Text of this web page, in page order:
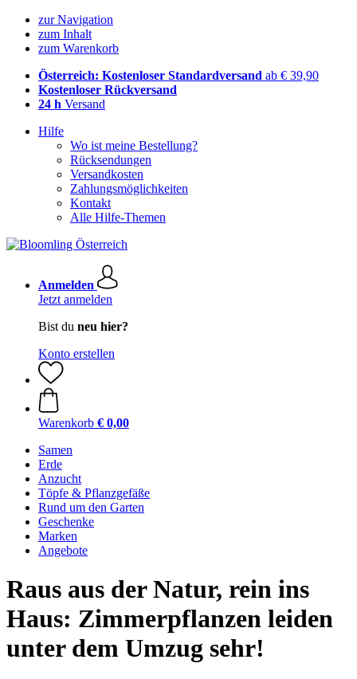
zur Navigation
zum Inhalt
zum Warenkorb
Österreich: Kostenloser Standardversand ab € 39,90
Kostenloser Rückversand
24 h Versand
Hilfe
Wo ist meine Bestellung?
Rücksendungen
Versandkosten
Zahlungsmöglichkeiten
Kontakt
Alle Hilfe-Themen
Anmelden
Jetzt anmelden
Bist du neu hier?
Konto erstellen
Warenkorb € 0,00
Samen
Erde
Anzucht
Töpfe & Pflanzgefäße
Rund um den Garten
Geschenke
Marken
Angebote
Raus aus der Natur, rein ins
Haus: Zimmerpflanzen leiden
unter dem Umzug sehr!